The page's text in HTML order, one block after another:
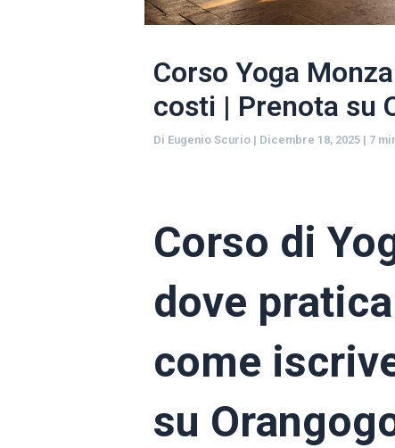
Corso Yoga
costi | Prenota su
Di Eugenio Scurio | Dicembre 18, 2025 | 7
Corso di
dove
come
su